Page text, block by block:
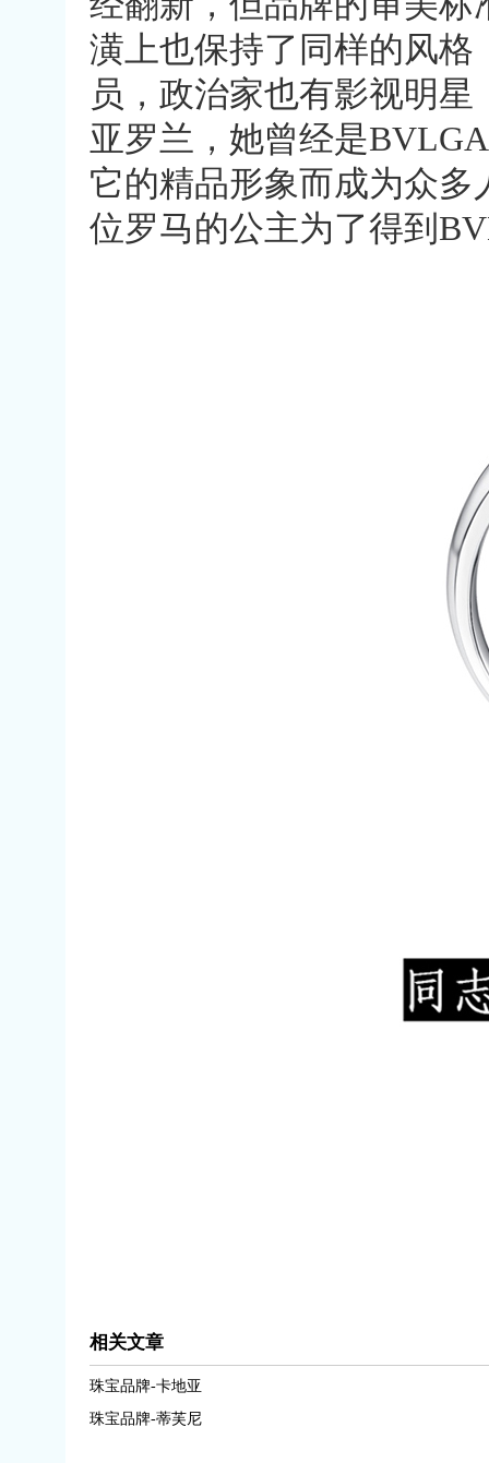
潢上也保持了同样的风
员，政治家也有影视明
亚罗兰，她曾经是
它的精品形象而成为众
位罗马的公主为了得到
相关文章
珠宝品牌-卡地亚
珠宝品牌-蒂芙尼